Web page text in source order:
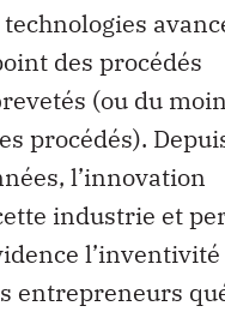
des procédés
(ou du
procédés).
l’innovation
industrie et
l’inventivité
entrepreneurs